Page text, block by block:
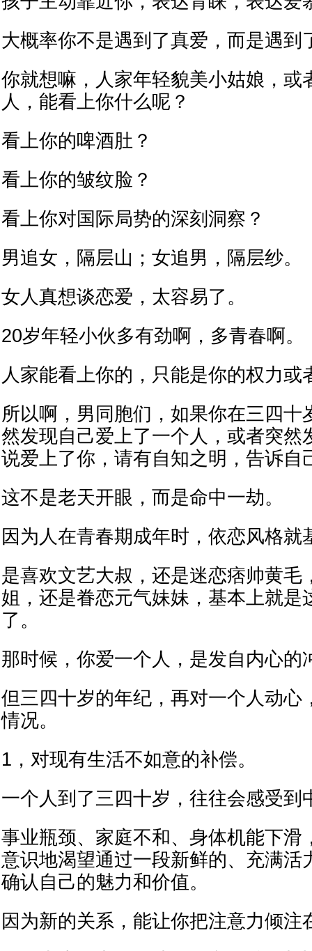
大概率你不是遇到了真爱，而是遇到
你就想嘛，人家年轻貌美小姑娘，或
人，能看上你什么呢？
看上你的啤酒肚？
看上你的皱纹脸？
看上你对国际局势的深刻洞察？
男追女，隔层山；女追男，隔层纱。
女人真想谈恋爱，太容易了。
20岁年轻小伙多有劲啊，多青春啊。
人家能看上你的，只能是你的权力或
所以啊，男同胞们，如果你在三四十
然发现自己爱上了一个人，或者突然
说爱上了你，请有自知之明，告诉自
这不是老天开眼，而是命中一劫。
因为人在青春期成年时，依恋风格就
是喜欢文艺大叔，还是迷恋痞帅黄毛
姐，还是眷恋元气妹妹，基本上就是
了。
那时候，你爱一个人，是发自内心的
但三四十岁的年纪，再对一个人动心
情况。
1，对现有生活不如意的补偿。
一个人到了三四十岁，往往会感受到
事业瓶颈、家庭不和、身体机能下滑
意识地渴望通过一段新鲜的、充满活
确认自己的魅力和价值。
因为新的关系，能让你把注意力倾注